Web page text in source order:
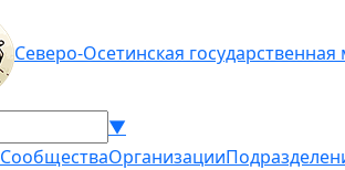
Северо-Осетинская
▼
СообществаОрганизации